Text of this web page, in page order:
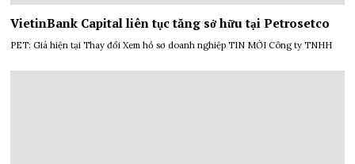
VietinBank Capital liên tục tăng sở hữu tại Petrosetco
PET: Giá hiện tại Thay đổi Xem hồ sơ doanh nghiệp TIN MỚI Công ty TNHH